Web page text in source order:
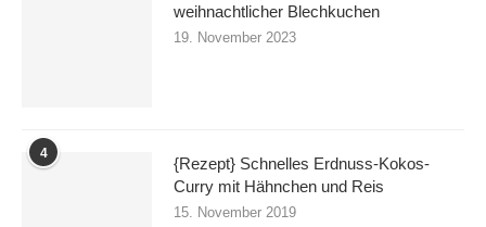
weihnachtlicher Blechkuchen
19. November 2023
4
{Rezept} Schnelles Erdnuss-Kokos-
Curry mit Hähnchen und Reis
15. November 2019